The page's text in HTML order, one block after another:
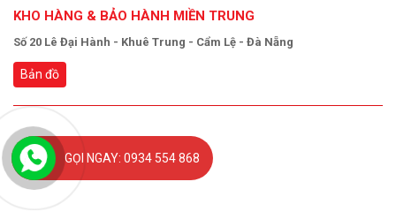
KHO HÀNG & BẢO HÀNH MIỀN TRUNG
Số 20 Lê Đại Hành - Khuê Trung - Cẩm Lệ - Đà Nẵng
Bản đồ
GỌI NGAY: 0934 554 868